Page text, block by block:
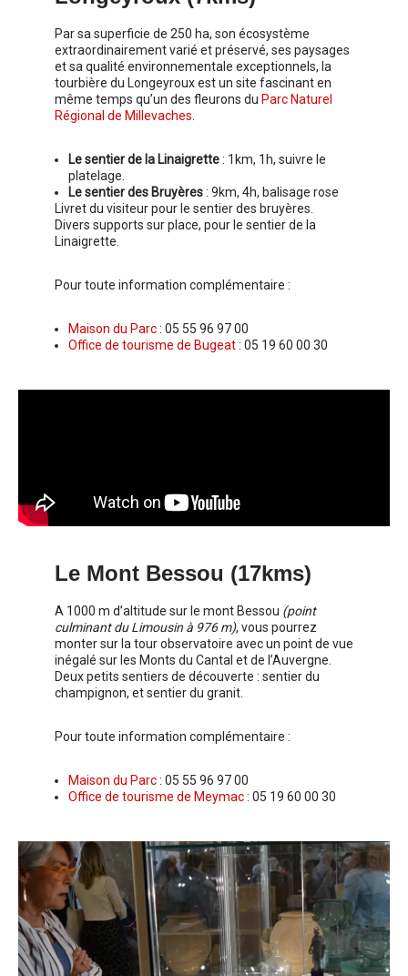
Par sa superficie de 250 ha, son écosystème
extraordinairement varié et préservé, ses paysages
et sa qualité environnementale exceptionnels, la
tourbière du Longeyroux est un site fascinant en
même temps qu’un des fleurons du Parc Naturel
Régional de Millevaches
Le sentier de la Linaigrette: 1km, 1h, suivre le
platelage.
Le sentier des Bruyères: 9km, 4h, balisage rose
Livret du visiteur pour le sentier des bruyères.
Divers supports sur place, pour le sentier de la
Linaigrette.
Pour toute information complémentaire :
Maison du Parc: 05 55 96 97 00
Office de tourisme de Bugeat: 05 19 60 00 30
Le Mont Bessou (17kms)
A 1000 m d’altitude sur le mont Bessou (point
culminant du Limousin à 976 m), vous pourrez
monter sur la tour observatoire avec un point de vue
inégalé sur les Monts du Cantal et de l’Auvergne.
Deux petits sentiers de découverte : sentier du
champignon, et sentier du granit.
Pour toute information complémentaire :
Maison du Parc: 05 55 96 97 00
Office de tourisme de Meymac: 05 19 60 00 30